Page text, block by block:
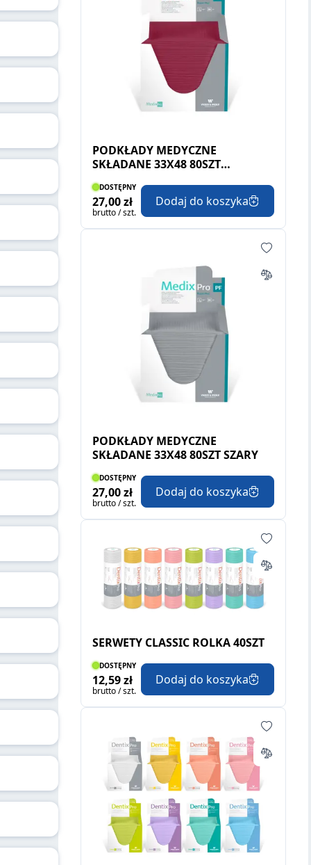
PODKŁADY MEDYCZNE
SKŁADANE 33X48 80SZT
DOSTĘPNY
27,00 zł
brutto / szt.
Dodaj do koszyka
PODKŁADY MEDYCZNE
SKŁADANE 33X48 80SZT SZARY
DOSTĘPNY
27,00 zł
brutto / szt.
Dodaj do koszyka
SERWETY CLASSIC ROLKA 40SZT
DOSTĘPNY
12,59 zł
brutto / szt.
Dodaj do koszyka